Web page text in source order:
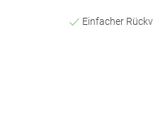
Einfacher